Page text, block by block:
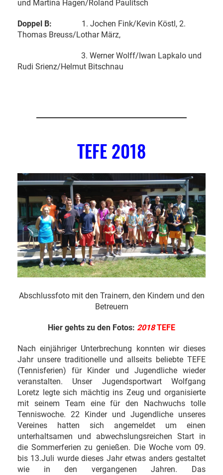
und Martina Hagen/Roland Paulitsch
Doppel B: 1. Jochen Fink/Kevin Köstl, 2.
Thomas Breuss/Lothar März,
3. Werner Wolff/Iwan Lapkalo und
Rudi Srienz/Helmut Bitschnau
TEFE 2018
Abschlussfoto mit den Trainern, den Kindern und den
Betreuern
Hier gehts zu den Fotos: 2018TEFE
Nach einjähriger Unterbrechung konnten wir dieses
Jahr unsere traditionelle und allseits beliebte TEFE
(Tennisferien) für Kinder und Jugendliche wieder
veranstalten. Unser Jugendsportwart Wolfgang
Loretz legte sich mächtig ins Zeug und organisierte
mit seinem Team eine für den Nachwuchs tolle
Tenniswoche. 22 Kinder und Jugendliche unseres
Vereines hatten sich angemeldet um einen
unterhaltsamen und abwechslungsreichen Start in
die Sommerferien zu genießen. Die Woche vom 09.
bis 13.Juli wurde dieses Jahr etwas anders gestaltet
wie in den vergangenen Jahren. Das